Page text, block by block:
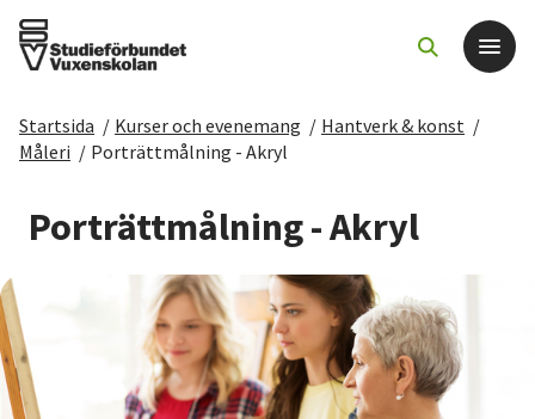
Det här gör vi
För dig som
Sök kurser och evenemang
Om SV
Startsida / Kurser och evenemang / Hantverk & konst /
Måleri / Porträttmålning - Akryl
Porträttmålning - Akryl